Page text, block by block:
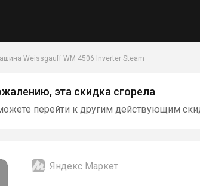
Weissgauff WM 4506 Inverter Steam
эта скидка сгорела
перейти к другим действующим
Яндекс Маркет